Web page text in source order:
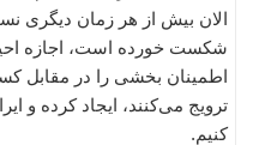
الان بیش از هر زمان دیگری
شکست خورده است، اجازه احیا
اطمینان بخشی را در مقابل
ترویج می‌کنند، ایجاد کرده و
کنیم.